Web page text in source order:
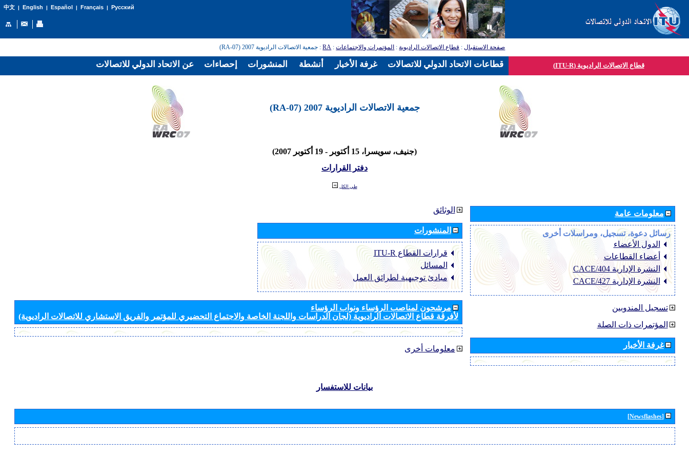
中文| English | Español | Français| Русский
صفحة الاستقبال: قطاع الاتصالات الراديوية: المؤتمرات والاجتماعات:
RA: جمعية الاتصالات الراديوية 2007 (RA-07)
قطاع الاتصالات الراديوية (ITU-R)
جمعية الاتصالات الراديوية 2007 (RA-07)
(جنيف، سويسرا، 15 أكتوبر - 19 أكتوبر 2007)
دفتر القرارات
طي الكل
الوثائق
المنشورات
قرارات القطاع ‏ITU-R
المسائل
مبادئ توجيهية لطرائق العمل
مرشحون لمناصب الرؤساء ونواب الرؤساء
لأفرقة قطاع الاتصالات الراديوية (لجان الدراسات واللجنة الخاصة والاجتماع التحضيري للمؤتمر والفريق الاستشاري للاتصالات الراديوية)
معلومات أخرى
معلومات عامة
رسائل دعوة، تسجيل، ومراسلات أخرى
الدول الأعضاء
أعضاء القطاعات
النشرة الإدارية CACE/404
النشرة الإدارية CACE/427
تسجيل المندوبين
المؤتمرات ذات الصلة
غرفة الأخبار
بيانات للاستفسار
[Newsflashes]
عن الاتحاد الدولي للاتصالات إحصاءات المنشورات أنشطة غرفة الأخبار قطاعات الاتحاد الدولي للاتصالات